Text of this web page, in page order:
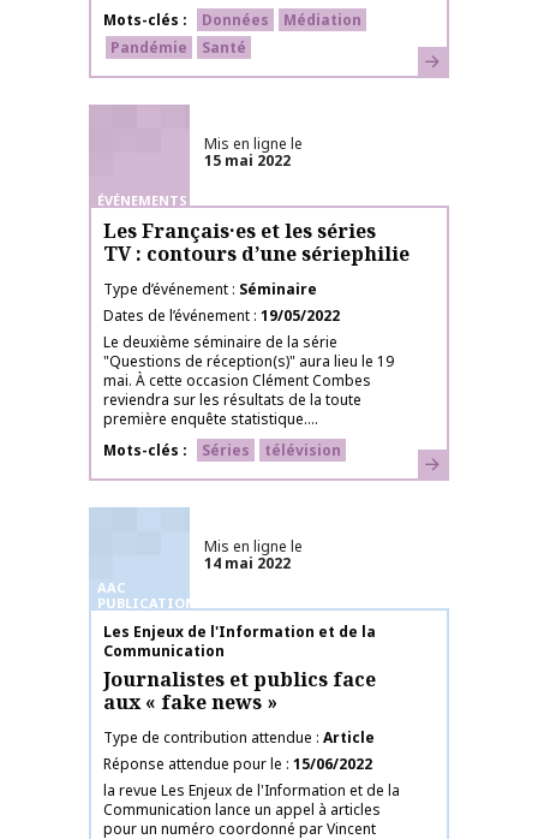
Mots-clés
Données
Médiation
Pandémie
Santé En savoir plus
ÉVÉNEMENTS
Mis en ligne le
15 mai 2022
Les Français·es et les séries
TV : contours d’une sériephilie
Type d’événement Séminaire
Dates de l’événement 19/05/2022
Le deuxième séminaire de la série
"Questions de réception(s)" aura lieu le 19
mai. À cette occasion Clément Combes
reviendra sur les résultats de la toute
première enquête statistique....
Mots-clés
Séries télévision En savoir plus
AAC
PUBLICATIONS
Mis en ligne le
14 mai 2022
Nom de la publication
Les Enjeux de l'Information et de la
Communication
Journalistes et publics face
aux « fake news »
Type de contribution attendue Article
Réponse attendue pour le 15/06/2022
la revue Les Enjeux de l'Information et de la
Communication lance un appel à articles
pour un numéro coordonné par Vincent